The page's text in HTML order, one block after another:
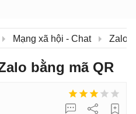
Mạng xã hội - Chat Zalo
bằng mã QR